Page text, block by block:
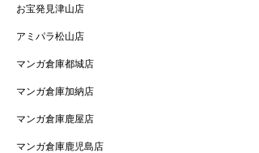
お宝発見津山店
アミパラ松山店
マンガ倉庫都城店
マンガ倉庫加納店
マンガ倉庫鹿屋店
マンガ倉庫鹿児島店